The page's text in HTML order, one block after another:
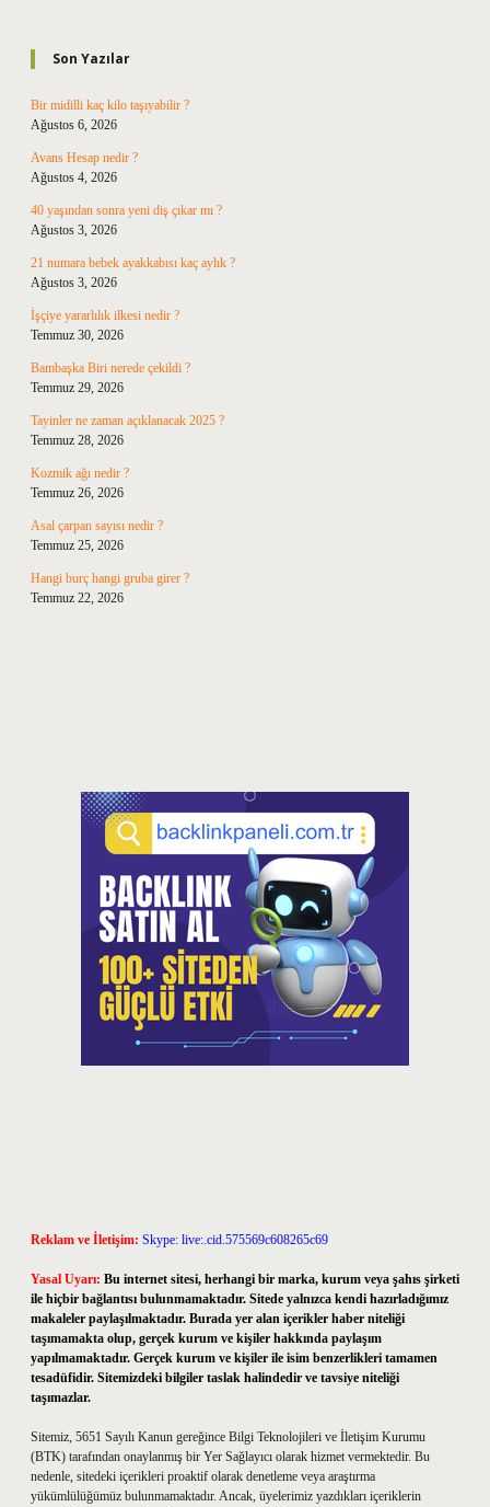
Son Yazılar
Bir midilli kaç kilo taşıyabilir ?
Ağustos 6, 2026
Avans Hesap nedir ?
Ağustos 4, 2026
40 yaşından sonra yeni diş çıkar mı ?
Ağustos 3, 2026
21 numara bebek ayakkabısı kaç aylık ?
Ağustos 3, 2026
İşçiye yararlılık ilkesi nedir ?
Temmuz 30, 2026
Bambaşka Biri nerede çekildi ?
Temmuz 29, 2026
Tayinler ne zaman açıklanacak 2025 ?
Temmuz 28, 2026
Kozmik ağı nedir ?
Temmuz 26, 2026
Asal çarpan sayısı nedir ?
Temmuz 25, 2026
Hangi burç hangi gruba girer ?
Temmuz 22, 2026
Reklam ve İletişim: Skype: live:.cid.575569c608265c69
Yasal Uyarı: Bu internet sitesi, herhangi bir marka, kurum veya şahıs şirketi
ile hiçbir bağlantısı bulunmamaktadır. Sitede yalnızca kendi hazırladığımız
makaleler paylaşılmaktadır. Burada yer alan içerikler haber niteliği
taşımamakta olup, gerçek kurum ve kişiler hakkında paylaşım
yapılmamaktadır. Gerçek kurum ve kişiler ile isim benzerlikleri tamamen
tesadüfidir. Sitemizdeki bilgiler taslak halindedir ve tavsiye niteliği
taşımazlar.
Sitemiz, 5651 Sayılı Kanun gereğince Bilgi Teknolojileri ve İletişim Kurumu
(BTK) tarafından onaylanmış bir Yer Sağlayıcı olarak hizmet vermektedir. Bu
nedenle, sitedeki içerikleri proaktif olarak denetleme veya araştırma
yükümlülüğümüz bulunmamaktadır. Ancak, üyelerimiz yazdıkları içeriklerin